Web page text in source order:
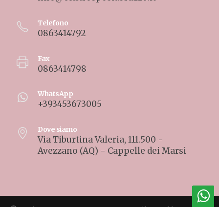
Telefono
0863414792
Fax
0863414798
WhatsApp
+393453673005
Dove siamo
Via Tiburtina Valeria, 111.500 -
Avezzano (AQ) - Cappelle dei Marsi